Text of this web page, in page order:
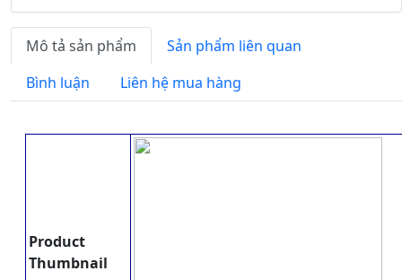
Mô tả sản phẩm
Sản phẩm liên quan
Bình luận
Liên hệ mua hàng
Product
Thumbnail